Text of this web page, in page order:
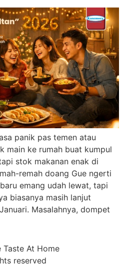
panik pas temen atau
main ke rumah buat kumpul
stok makanan enak di
remah doang Gue ngerti
emang udah lewat, tapi
biasanya masih lanjut
Masalahnya, dompet
Taste At Home
reserved